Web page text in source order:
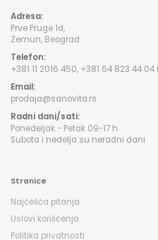
Adresa:
Prve Pruge 1d,
Zemun, Beograd
Telefon:
+381 11 2016 450, +381 64 823 44
Email:
prodaja@sanovita.rs
Radni dani/sati:
Ponedeljak - Petak 09-17 h
Subota i nedelja su neradni dani
Stranice
Najčešća pitanja
Uslovi korišćenja
Politika privatnosti